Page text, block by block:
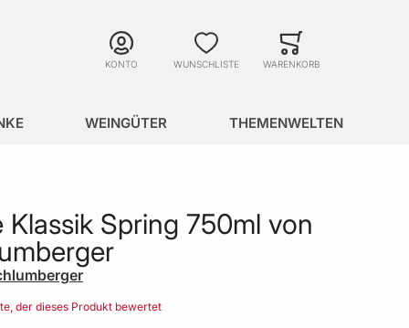
KONTO WUNSCHLISTE WARENKORB
WEINGÜTER THEMENWELTEN
Klassik Spring 750ml von
der dieses Produkt bewertet